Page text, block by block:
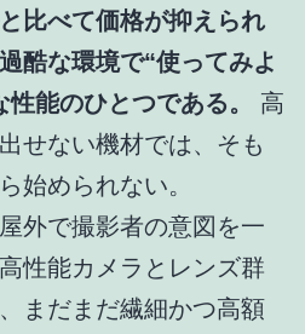
比べて価格が抑えられ
酷な環境で“使ってみよ
能のひとつである。
高
せない機材では、そも
始められない。
外で撮影者の意図を一
性能カメラとレンズ群
まだまだ繊細かつ高額